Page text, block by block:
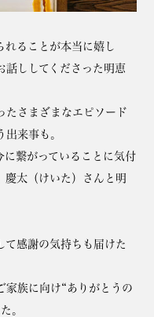
れることが本当に嬉し
話ししてくださった明恵
たさまざまなエピソード
来事も。
に繋がっていることに気付
慶太（けいた）さんと明
て感謝の気持ちも届けた
家族に向け“ありがとうの
。